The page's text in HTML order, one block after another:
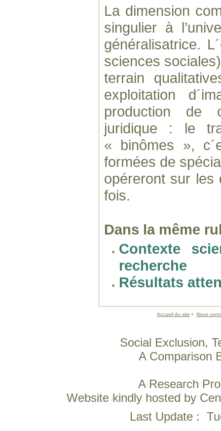
La dimension
singulier à
généralisatrice.
sciences
terrain
exploitation
production de
juridique : le
« binômes »,
formées de
opéreront sur les
fois.
Dans la même
Contexte
recherche
Résultats
Accueil du site • Nous
Social Exclusion,
A Comparison
A Research
Website kindly hosted by
Last Update :